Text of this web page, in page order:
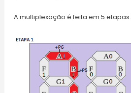
A multiplexação é feita em 5 etapas: